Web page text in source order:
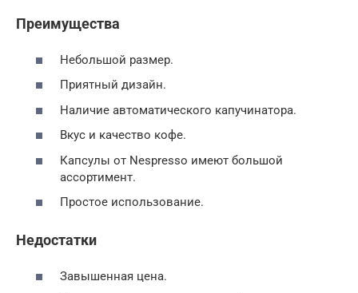
Преимущества
Небольшой размер.
Приятный дизайн.
Наличие автоматического капучинатора.
Вкус и качество кофе.
Капсулы от Nespresso имеют большой
ассортимент.
Простое использование.
Недостатки
Завышенная цена.